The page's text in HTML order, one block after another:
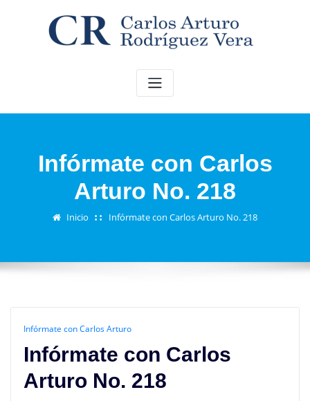
Infórmate con Carlos
Arturo No. 218
Inicio Infórmate con Carlos Arturo No. 218
Infórmate con Carlos Arturo
Infórmate con Carlos
Arturo No. 218